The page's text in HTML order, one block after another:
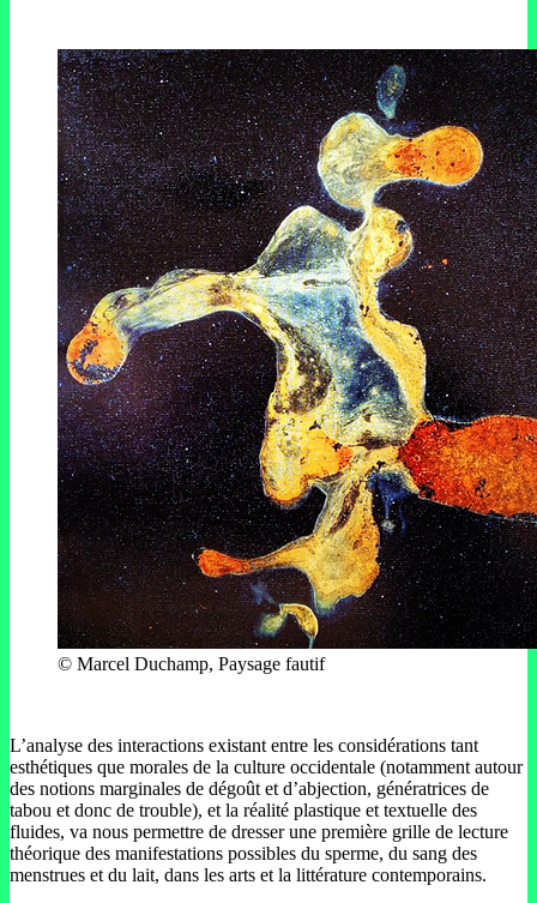
© Marcel Duchamp, Paysage fautif
L’analyse des interactions existant entre les considérations tant
esthétiques que morales de la culture occidentale (notamment autour
des notions marginales de dégoût et d’abjection, génératrices de
tabou et donc de trouble), et la réalité plastique et textuelle des
fluides, va nous permettre de dresser une première grille de lecture
théorique des manifestations possibles du sperme, du sang des
menstrues et du lait, dans les arts et la littérature contemporains.